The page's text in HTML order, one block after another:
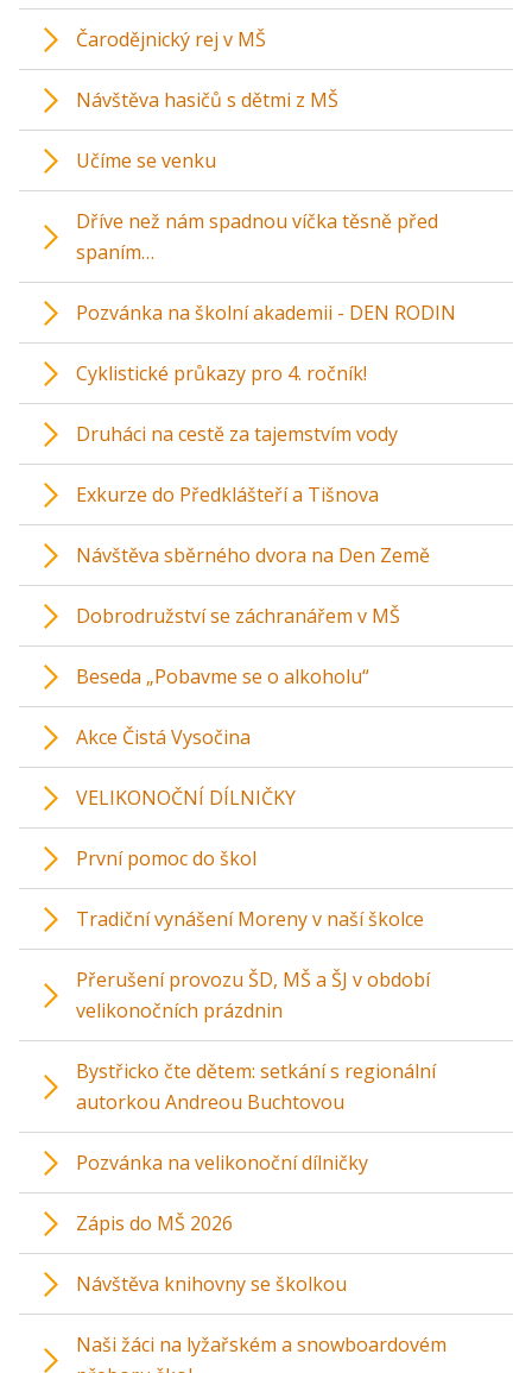
Čarodějnický rej v MŠ
Návštěva hasičů s dětmi z MŠ
Učíme se venku
Dříve než nám spadnou víčka těsně před
spaním…
Pozvánka na školní akademii - DEN RODIN
Cyklistické průkazy pro 4. ročník!
Druháci na cestě za tajemstvím vody
Exkurze do Předklášteří a Tišnova
Návštěva sběrného dvora na Den Země
Dobrodružství se záchranářem v MŠ
Beseda „Pobavme se o alkoholu“
Akce Čistá Vysočina
VELIKONOČNÍ DÍLNIČKY
První pomoc do škol
Tradiční vynášení Moreny v naší školce
Přerušení provozu ŠD, MŠ a ŠJ v období
velikonočních prázdnin
Bystřicko čte dětem: setkání s regionální
autorkou Andreou Buchtovou
Pozvánka na velikonoční dílničky
Zápis do MŠ 2026
Návštěva knihovny se školkou
Naši žáci na lyžařském a snowboardovém